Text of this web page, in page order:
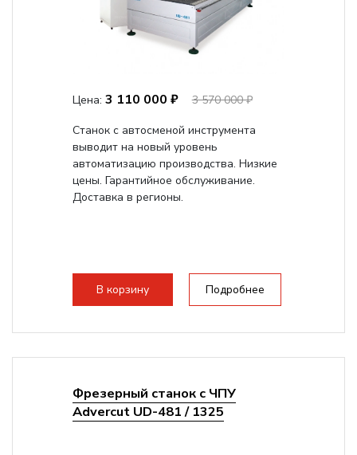
Цена: 3 110 000 ₽
3 570 000 ₽
Станок с автосменой инструмента
выводит на новый уровень
автоматизацию производства. Низкие
цены. Гарантийное обслуживание.
Доставка в регионы.
В корзину Подробнее
Фрезерный станок с ЧПУ
Advercut UD-481 / 1325